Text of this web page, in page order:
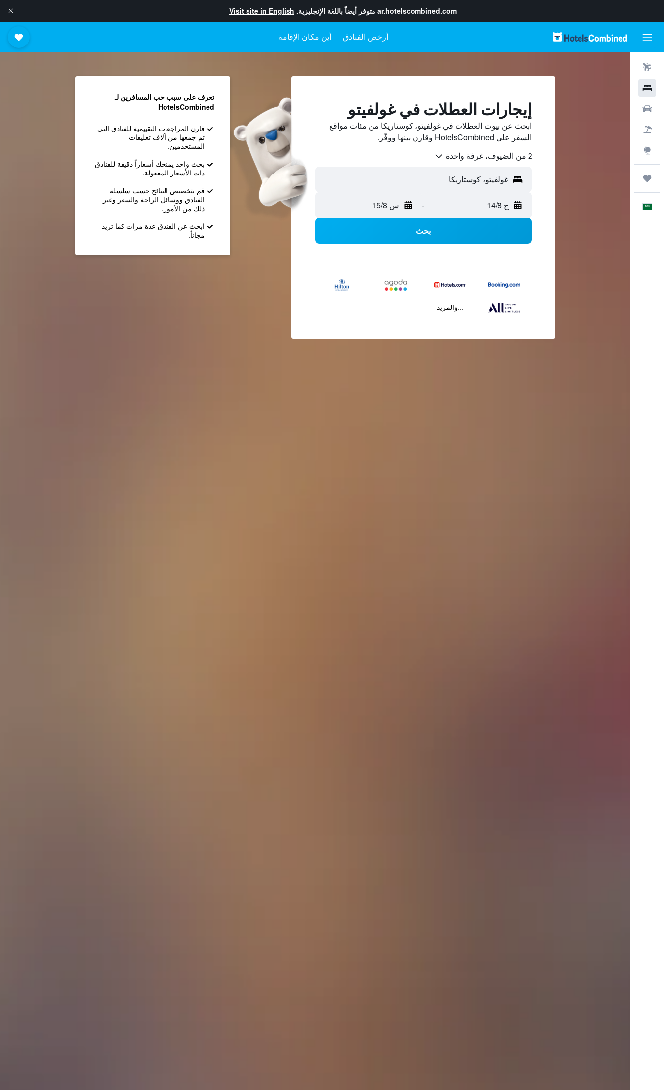
ar.hotelscombined.com متوفر أيضاً باللغة الإنجليزية. Visit site in English
أرخص الفنادق أين مكان الإقامة
إيجارات العطلات في غولفيتو
ابحث عن بيوت العطلات في غولفيتو، كوستاريكا من مئات مواقع
السفر على HotelsCombined وقارن بينها ووفّر.
2 من الضيوف، غرفة واحدة
ج 14/8 - س 15/8
بحث
...والمزيد
تعرف على سبب حب المسافرين لـ
HotelsCombined
قارن المراجعات التقييمية للفنادق التي
تم جمعها من آلاف تعليقات
المستخدمين.
بحث واحد يمنحك أسعاراً دقيقة للفنادق
ذات الأسعار المعقولة.
قم بتخصيص النتائج حسب سلسلة
الفنادق ووسائل الراحة والسعر وغير
ذلك من الأمور.
ابحث عن الفندق عدة مرات كما تريد -
مجاناً.